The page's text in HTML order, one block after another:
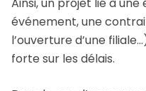
événement, une
l’ouverture d’une
forte sur les délais.